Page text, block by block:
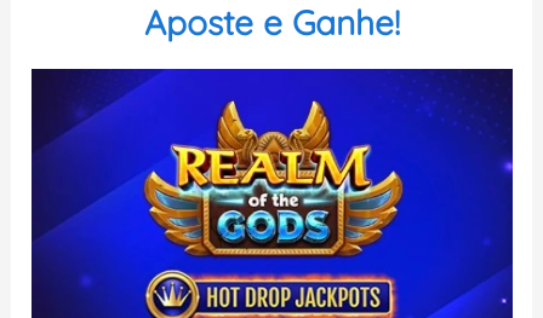
Aposte e Ganhe!